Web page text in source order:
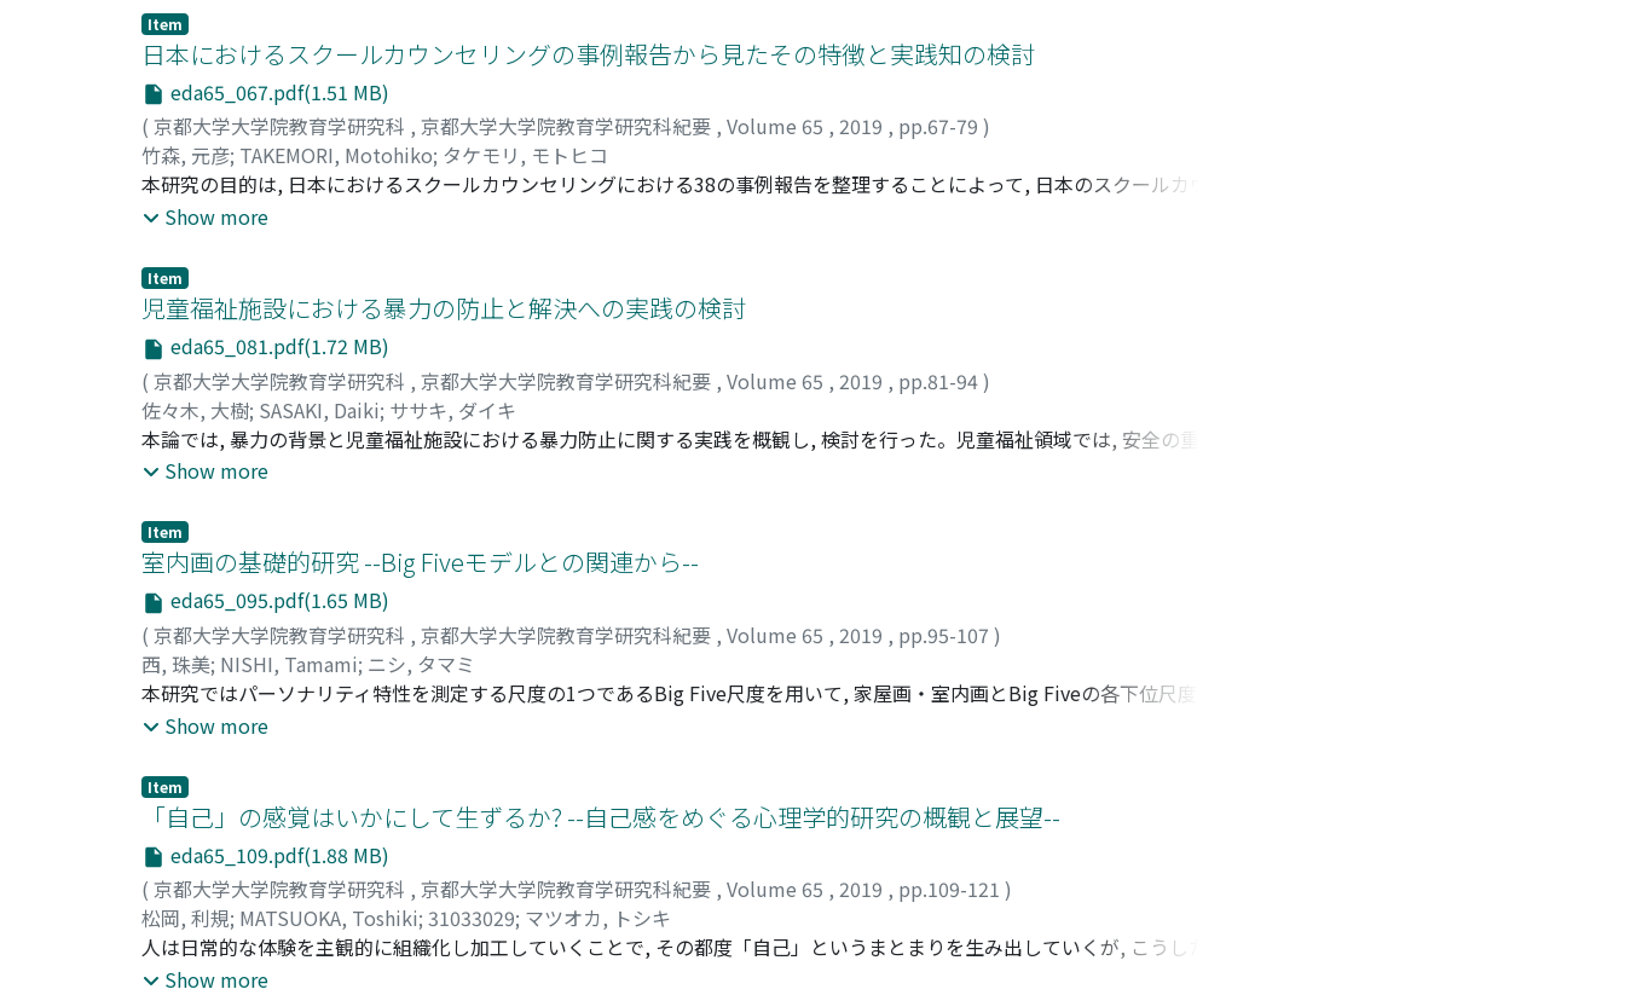
にどのようなものなのか、何によってどのようにもたらされ得るのかについては明確にはし難いことが改めて考察された。一
方、このこと自体が、私たちの臨床の在り方をよく示している可能性が示唆された。つまり、心理療法の対象が個人であれ家族
であれ、その相手と深くかかわる際には概念や理論だけでは決してなしえないということである。そして多くの具体的な事例を
通して、私たちは自身の面前にいるクライエントについての理解をさらに深めていくことの重要性が改めて確認された。
Item
日本におけるスクールカウンセリングの事例報告から見たその特徴と実践知の検討
eda65_067.pdf(1.51 MB)
( 京都大学大学院教育学研究科 , 京都大学大学院教育学研究科紀要 , Volume 65 , 2019 , pp.67-79 )
竹森, 元彦; TAKEMORI, Motohiko; タケモリ, モトヒコ
本研究の目的は, 日本におけるスクールカウンセリングにおける38の事例報告を整理することによって, 日本のスクールカウンセ
リングの特徴と実践知を検討することにある。その結果, 主たるテーマから, 10のカテゴリーに分類された。それらの関係図とし
界の世界」の軸で, スクールカウンセラーの4つの活動のあり方を示した。「関係図」や「活動のあり方」は, 日本のスクールカ
ウンセリングの積み重ね中で育てられてきたものであり, 日本のスクールカウンセラーの特徴と実践知を抽出したものである。
Show more
Item
児童福祉施設における暴力の防止と解決への実践の検討
eda65_081.pdf(1.72 MB)
( 京都大学大学院教育学研究科 , 京都大学大学院教育学研究科紀要 , Volume 65 , 2019 , pp.81-94)
佐々木, 大樹; SASAKI, Daiki; ササキ, ダイキ
本論では, 暴力の背景と児童福祉施設における暴力防止に関する実践を概観し, 検討を行った。児童福祉領域では, 安全の重要性
が繰り返し指摘され, 暴力加害の防止に関する支援は行われてきた。しかし, これらの支援はあくまでも健全な育ちを保障する上
条件である。本論における児童福祉施設, 里親における暴力防止の概観から, トラウマ等を見立てた上での個人への心理臨床的支
援に加え, 保護者, 施設全体へのアプローチも見られた。今後の課題として, 現実的な安全が継続的に確保されているか, 注視を続
けていくこと, 安全に注意を払いながらも生きていく苦しさなどそれぞれの個別的な生に眼差しを向けることがあげられた。
Show more
Item
室内画の基礎的研究 --Big Fiveモデルとの関連から--
eda65_095.pdf(1.65 MB)
( 京都大学大学院教育学研究科 , 京都大学大学院教育学研究科紀要 , Volume 65 , 2019 , pp.95-107 )
西, 珠美; NISHI, Tamami; ニシ, タマミ
本研究ではパーソナリティ特性を測定する尺度の1つであるBig Five尺度を用いて, 家屋画・室内画とBig Fiveの各下位尺度との
関連を明らかにすることを試みた。103名の大学生を対象に集団法で調査を行い, Big Fiveの各5因子が描画の分析指標に及ぼす
れてきた"室内空間の構成方法"だけではなく, 室内空間の持つ全体的な印象や空間自体の性質, 空間のイメージも同様に室内画表
現を理解する上で重要な意味を持つことがデータから示唆された。今後の課題としては, 室内空間を描くという描き手の体験を
重視しながら室内画の個別性を検討することで, 室内画という描画の本質により接近することができるのではないかということ
が考えられた。
Show more
Item
「自己」の感覚はいかにして生ずるか? --自己感をめぐる心理学的研究の概観と展望--
eda65_109.pdf(1.88 MB)
( 京都大学大学院教育学研究科 , 京都大学大学院教育学研究科紀要 , Volume 65 , 2019 , pp.109-121 )
松岡, 利規; MATSUOKA, Toshiki; 31033029; マツオカ, トシキ
人は日常的な体験を主観的に組織化し加工していくことで, その都度「自己」というまとまりを生み出していくが, こうした組織
化の主体は自己感(sense of self)と呼ばれる。自己感の理論的体系化を初めて試みたのはStern(1985)であり, その実証にあたって
Show more